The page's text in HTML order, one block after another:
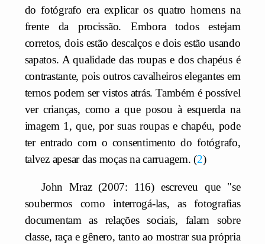
do fotógrafo era explicar os quatro homens na
frente da procissão. Embora todos estejam
corretos, dois estão descalços e dois estão usando
sapatos. A qualidade das roupas e dos chapéus é
contrastante, pois outros cavalheiros elegantes em
ternos podem ser vistos atrás. Também é possível
ver crianças, como a que posou à esquerda na
imagem 1, que, por suas roupas e chapéu, pode
ter entrado com o consentimento do fotógrafo,
talvez apesar das moças na carruagem. 2
John Mraz (2007: 116) escreveu que "se
soubermos como interrogá-las, as fotografias
documentam as relações sociais, falam sobre
classe, raça e gênero, tanto ao mostrar sua própria